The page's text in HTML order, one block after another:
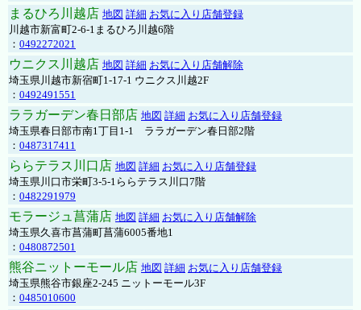
まるひろ川越店 地図 詳細 お気に入り店舗登録
川越市新富町2-6-1まるひろ川越6階
： 0492272021
ウニクス川越店 地図 詳細 お気に入り店舗解除
埼玉県川越市新宿町1-17-1 ウニクス川越2F
： 0492491551
ララガーデン春日部店 地図 詳細 お気に入り店舗登録
埼玉県春日部市南1丁目1-1 ララガーデン春日部2階
： 0487317411
ららテラス川口店 地図 詳細 お気に入り店舗登録
埼玉県川口市栄町3-5-1ららテラス川口7階
： 0482291979
モラージュ菖蒲店 地図 詳細 お気に入り店舗解除
埼玉県久喜市菖蒲町菖蒲6005番地1
： 0480872501
熊谷ニットーモール店 地図 詳細 お気に入り店舗登録
埼玉県熊谷市銀座2-245 ニットーモール3F
： 0485010600